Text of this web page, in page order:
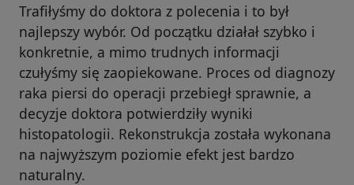
Trafiłyśmy do doktora z polecenia i to był
najlepszy wybór. Od początku działał szybko i
konkretnie, a mimo trudnych informacji
czułyśmy się zaopiekowane. Proces od diagnozy
raka piersi do operacji przebiegł sprawnie, a
decyzje doktora potwierdziły wyniki
histopatologii. Rekonstrukcja została wykonana
na najwyższym poziomie efekt jest bardzo
naturalny.